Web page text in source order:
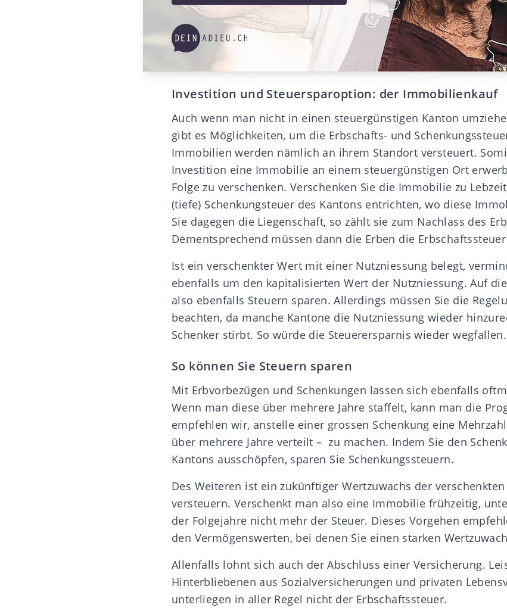
Investition und Steuersparoption: der Immobilienkauf
Auch wenn man nicht in einen steuergünstigen Kanton
gibt es Möglichkeiten, um die Erbschafts- und
Immobilien werden nämlich an ihrem Standort versteuert.
Investition eine Immobilie an einem steuergünstigen Ort
Folge zu verschenken. Verschenken Sie die Immobilie zu
(tiefe) Schenkungsteuer des Kantons entrichten, wo diese
Sie dagegen die Liegenschaft, so zählt sie zum Nachlass des
Dementsprechend müssen dann die Erben die
Ist ein verschenkter Wert mit einer Nutzniessung belegt,
ebenfalls um den kapitalisierten Wert der Nutzniessung. Auf
also ebenfalls Steuern sparen. Allerdings müssen Sie die
beachten, da manche Kantone die Nutzniessung wieder
Schenker stirbt. So würde die Steuerersparnis wieder wegfallen.
So können Sie Steuern sparen
Mit Erbvorbezügen und Schenkungen lassen sich ebenfalls
Wenn man diese über mehrere Jahre staffelt, kann man die
empfehlen wir, anstelle einer grossen Schenkung eine
über mehrere Jahre verteilt – zu machen. Indem Sie den
Kantons ausschöpfen, sparen Sie Schenkungssteuern.
Des Weiteren ist ein zukünftiger Wertzuwachs der
versteuern. Verschenkt man also eine Immobilie frühzeitig,
der Folgejahre nicht mehr der Steuer. Dieses Vorgehen
den Vermögenswerten, bei denen Sie einen starken
Allenfalls lohnt sich auch der Abschluss einer Versicherung.
Hinterbliebenen aus Sozialversicherungen und privaten
unterliegen in aller Regel nicht der Erbschaftssteuer.